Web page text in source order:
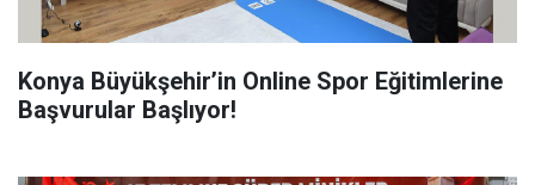
Konya Büyükşehir’in Online Spor Eğitimlerine
Başvurular Başlıyor!